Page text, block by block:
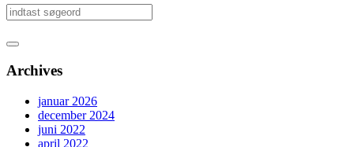
Archives
januar 2026
december 2024
juni 2022
april 2022